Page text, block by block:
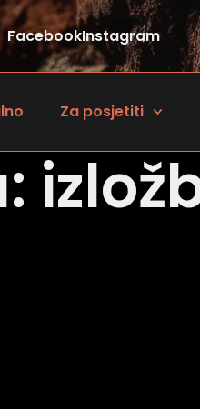
FacebookInstagram
Za posjetiti